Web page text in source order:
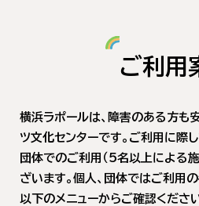
ご利用
横浜ラポールは、障害のある方も
ツ文化センターです。ご利用に際
団体でのご利用（5名以上による
ざいます。個人、団体ではご利用
以下のメニューからご確認ください